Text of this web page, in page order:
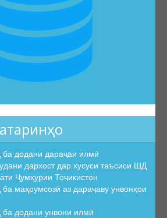
ҳуҷҷатҳо
ҳуқуқӣ
ҶТ
ҶТ
ҶТ
маҷалла
додани дараҷаи илмӣ
дархост дар хусуси таъсиси ШД
Ҷумҳурии Тоҷикистон
маҳрумсозӣ аз дараҷаву унвонҳои
додани унвони илмӣ